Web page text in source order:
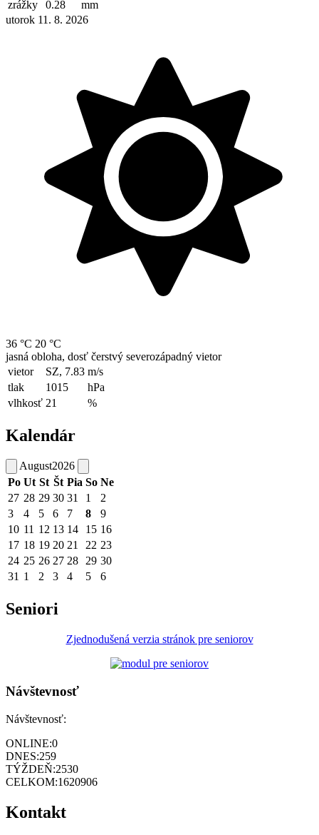
zrážky 0.28
mm
utorok 11. 8. 2026
36 °C 20 °C
jasná obloha, dosť čerstvý severozápadný vietor
vietor
SZ, 7.83 m/s
tlak
1015
hPa
vlhkosť 21 %
Kalendár
August2026
Po Ut St Št Pia So Ne
27 28 29 30 31 1
2
3
4 5 6 7 8
9
10 11 12 13 14 15 16
17 18 19 20 21 22 23
24 25 26 27 28 29 30
31 1 2 3 4 5 6
Seniori
Zjednodušená verzia stránok pre seniorov
Návštevnosť
Návštevnosť:
ONLINE:0
DNES:259
TÝŽDEŇ:2530
CELKOM:1620906
Kontakt